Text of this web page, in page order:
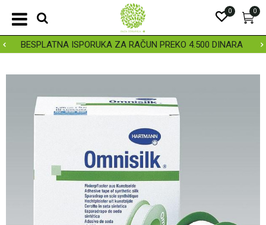
BESPLATNA ISPORUKA ZA RAČUN PREKO 4.500 DINARA
0
0